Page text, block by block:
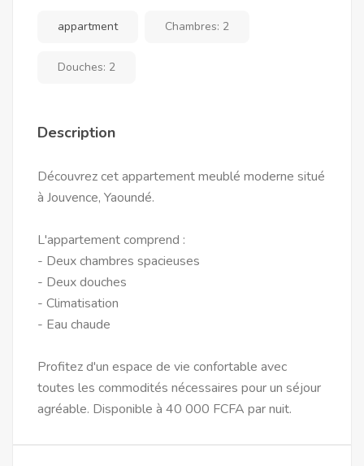
appartment Chambres: 2
Douches: 2
Description
Découvrez cet appartement meublé moderne situé
à Jouvence, Yaoundé.
L'appartement comprend :
- Deux chambres spacieuses
- Deux douches
- Climatisation
- Eau chaude
Profitez d'un espace de vie confortable avec
toutes les commodités nécessaires pour un séjour
agréable. Disponible à 40 000 FCFA par nuit.